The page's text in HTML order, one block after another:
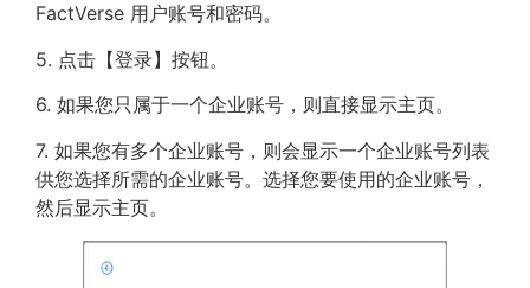
FactVerse 用户账号和密码。
5. 点击【登录】按钮。
6. 如果您只属于一个企业账号，则直接显示主页。
7. 如果您有多个企业账号，则会显示一个企业账号列表
供您选择所需的企业账号。选择您要使用的企业账号，
然后显示主页。